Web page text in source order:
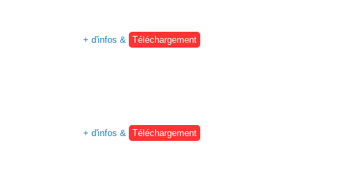
+ d'infos & Téléchargement
+ d'infos & Téléchargement